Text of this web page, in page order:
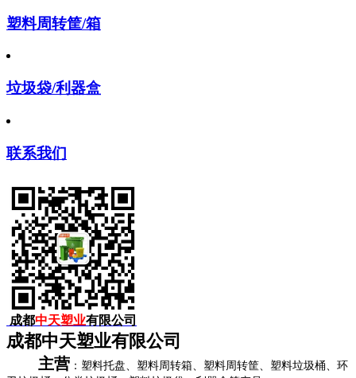
塑料周转筐/箱
垃圾袋/利器盒
联系我们
成都中天塑业有限公司
成都中天塑业有限公司
主营 ：塑料托盘、塑料周转箱、塑料周转筐、塑料垃圾桶、环